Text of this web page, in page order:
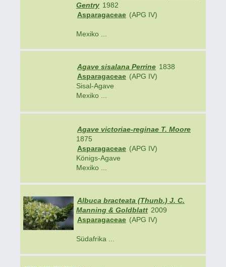
Gentry 1982
Asparagaceae (APG IV)
Mexiko ...
Agave sisalana Perrine 1838
Asparagaceae (APG IV)
Sisal-Agave
Mexiko ...
Agave victoriae-reginae T. Moore
1875
Asparagaceae (APG IV)
Königs-Agave
Mexiko ...
Albuca bracteata (Thunb.) J. C.
Manning & Goldblatt 2009
Asparagaceae (APG IV)
Südafrika ...